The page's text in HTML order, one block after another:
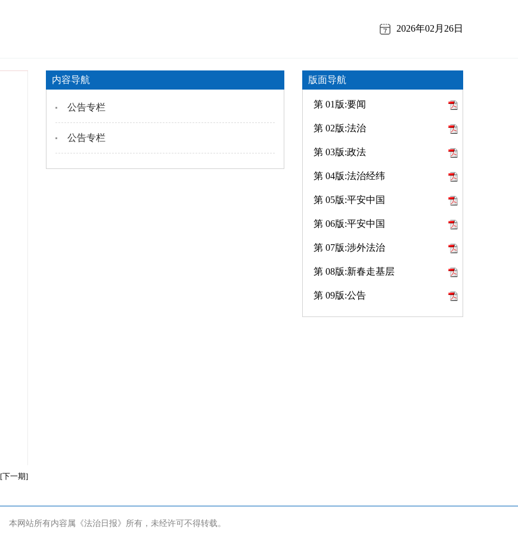
2026年02月26日
[下一期]
内容导航
公告专栏
公告专栏
版面导航
第 01版:要闻
第 02版:法治
第 03版:政法
第 04版:法治经纬
第 05版:平安中国
第 06版:平安中国
第 07版:涉外法治
第 08版:新春走基层
第 09版:公告
本网站所有内容属《法治日报》所有，未经许可不得转载。